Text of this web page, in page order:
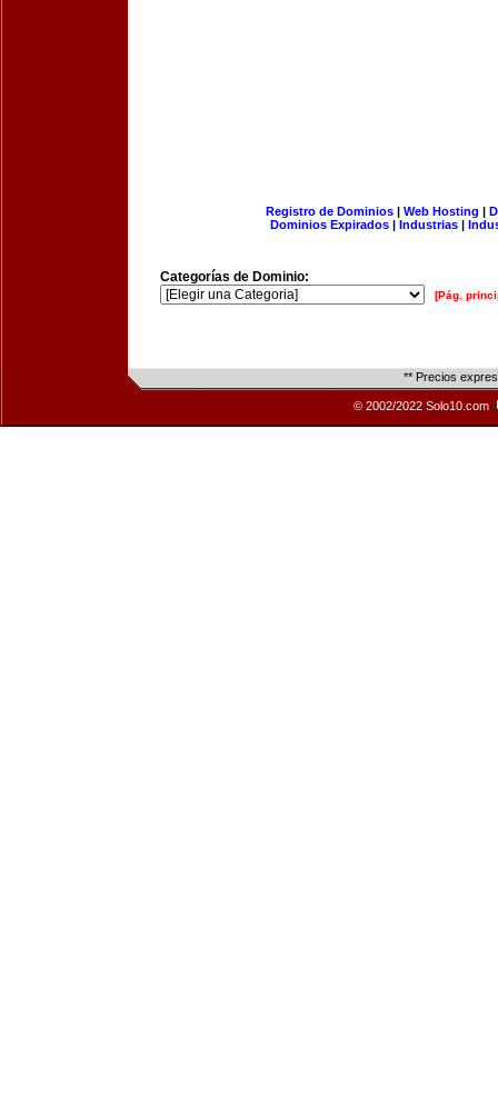
Registro de Dominios| Web Hosting |
Dominios Expirados | Industrias |
Categorías de Dominio:
[Pág.
** Precios
© 2002/2022 Solo10.com